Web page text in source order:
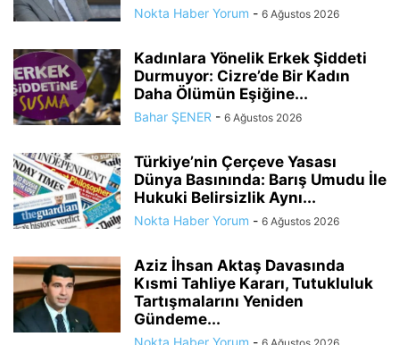
Nokta Haber Yorum - 6 Ağustos 2026
Kadınlara Yönelik Erkek Şiddeti
Durmuyor: Cizre’de Bir Kadın
Daha Ölümün Eşiğine...
Bahar ŞENER - 6 Ağustos 2026
Türkiye’nin Çerçeve Yasası
Dünya Basınında: Barış Umudu İle
Hukuki Belirsizlik Aynı...
Nokta Haber Yorum - 6 Ağustos 2026
Aziz İhsan Aktaş Davasında
Kısmi Tahliye Kararı, Tutukluluk
Tartışmalarını Yeniden
Gündeme...
Nokta Haber Yorum -